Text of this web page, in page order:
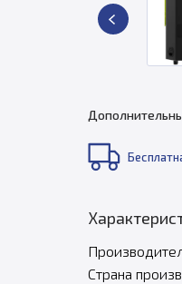
Страна